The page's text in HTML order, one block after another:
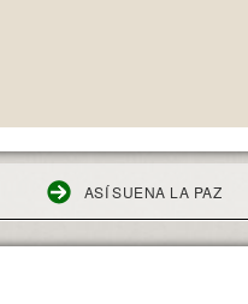
ASÍ SUENA LA PAZ